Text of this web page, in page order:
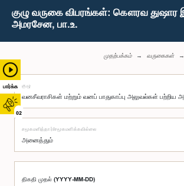
பார்க்க
02
குழு வருகை விபரங்கள்: கௌரவ துஷார
அமரசேன, பா.உ.
முதற்பக்கம் வருகைகள்
குழு
சமூகமளித்தார்/சமூகமளிக்கவில்லை
திகதி முதல் (YYYY-MM-DD)